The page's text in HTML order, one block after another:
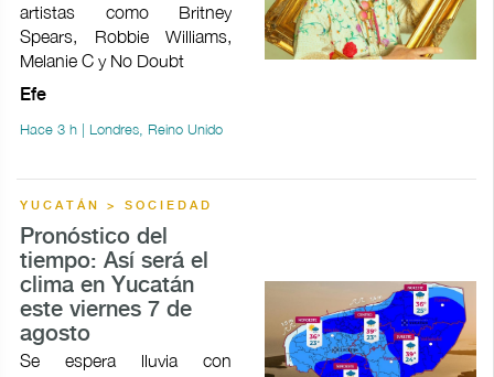
artistas como Britney
Spears, Robbie Williams,
Melanie C y No Doubt
Efe
Hace 3 h | Londres, Reino Unido
YUCATÁN > SOCIEDAD
Pronóstico del
tiempo: Así será el
clima en Yucatán
este viernes 7 de
agosto
Se espera lluvia con